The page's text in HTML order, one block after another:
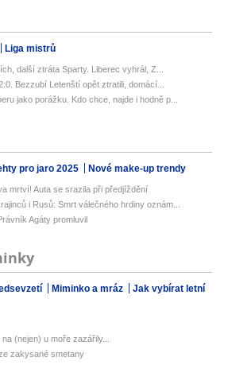
Liga mistrů
další ztráta Sparty. Liberec vyhrál, Z...
Bezzubí Letenští opět ztratili, domácí...
jako porážku. Kdo chce, najde i hodně p...
pro jaro 2025 Nové make-up trendy
mrtví! Auta se srazila při předjíždění
i Rusů: Smrt válečného hrdiny oznám...
Agáty promluvil
Miminko a mráz
Jak vybírat letní
(nejen) u moře zazářily...
zakysané smetany